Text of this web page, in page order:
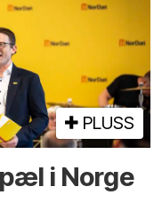
PLUSS
i Norge